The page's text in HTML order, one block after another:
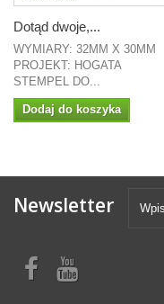
Dotąd dwoje,...
WYMIARY: 32MM X 30MM
PROJEKT: HOGATA
STEMPEL DO...
Dodaj do koszyka
Newsletter